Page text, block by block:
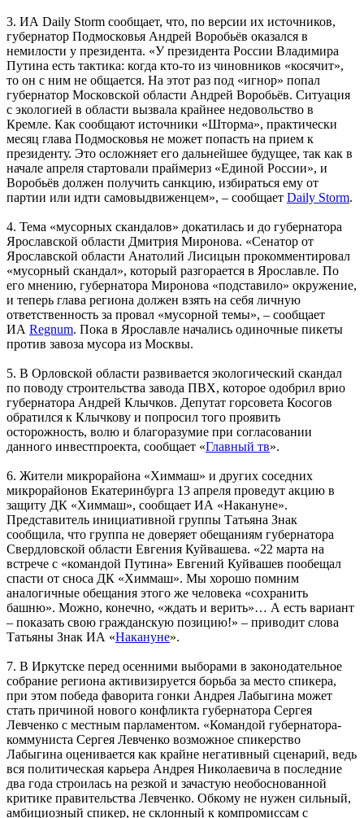
3. ИА Daily Storm сообщает, что, по версии их источников,
губернатор Подмосковья Андрей Воробьёв оказался в
немилости у президента. «У президента России Владимира
Путина есть тактика: когда кто-то из чиновников «косячит»,
то он с ним не общается. На этот раз под «игнор» попал
губернатор Московской области Андрей Воробьёв. Ситуация
с экологией в области вызвала крайнее недовольство в
Кремле. Как сообщают источники «Шторма», практически
месяц глава Подмосковья не может попасть на прием к
президенту. Это осложняет его дальнейшее будущее, так как в
начале апреля стартовали праймериз «Единой России», и
Воробьёв должен получить санкцию, избираться ему от
партии или идти самовыдвиженцем», – сообщает Daily Storm.
4. Тема «мусорных скандалов» докатилась и до губернатора
Ярославской области Дмитрия Миронова. «Сенатор от
Ярославской области Анатолий Лисицын прокомментировал
«мусорный скандал», который разгорается в Ярославле. По
его мнению, губернатора Миронова «подставило» окружение,
и теперь глава региона должен взять на себя личную
ответственность за провал «мусорной темы», – сообщает
ИА Regnum. Пока в Ярославле начались одиночные пикеты
против завоза мусора из Москвы.
5. В Орловской области развивается экологический скандал
по поводу строительства завода ПВХ, которое одобрил врио
губернатора Андрей Клычков. Депутат горсовета Косогов
обратился к Клычкову и попросил того проявить
осторожность, волю и благоразумие при согласовании
данного инвестпроекта, сообщает «Главный тв».
6. Жители микрорайона «Химмаш» и других соседних
микрорайонов Екатеринбурга 13 апреля проведут акцию в
защиту ДК «Химмаш», сообщает ИА «Накануне».
Представитель инициативной группы Татьяна Знак
сообщила, что группа не доверяет обещаниям губернатора
Свердловской области Евгения Куйвашева. «22 марта на
встрече с «командой Путина» Евгений Куйвашев пообещал
спасти от сноса ДК «Химмаш». Мы хорошо помним
аналогичные обещания этого же человека «сохранить
башню». Можно, конечно, «ждать и верить»… А есть вариант
– показать свою гражданскую позицию!» – приводит слова
Татьяны Знак ИА «Накануне».
7. В Иркутске перед осенними выборами в законодательное
собрание региона активизируется борьба за место спикера,
при этом победа фаворита гонки Андрея Лабыгина может
стать причиной нового конфликта губернатора Сергея
Левченко с местным парламентом. «Командой губернатора-
коммуниста Сергея Левченко возможное спикерство
Лабыгина оценивается как крайне негативный сценарий, ведь
вся политическая карьера Андрея Николаевича в последние
два года строилась на резкой и зачастую необоснованной
критике правительства Левченко. Обкому не нужен сильный,
амбициозный спикер, не склонный к компромиссам с